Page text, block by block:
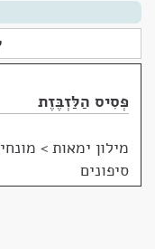
פְּסִיס הַלַּזְבֶּזֶת
מילון ימאות >
סיפונים